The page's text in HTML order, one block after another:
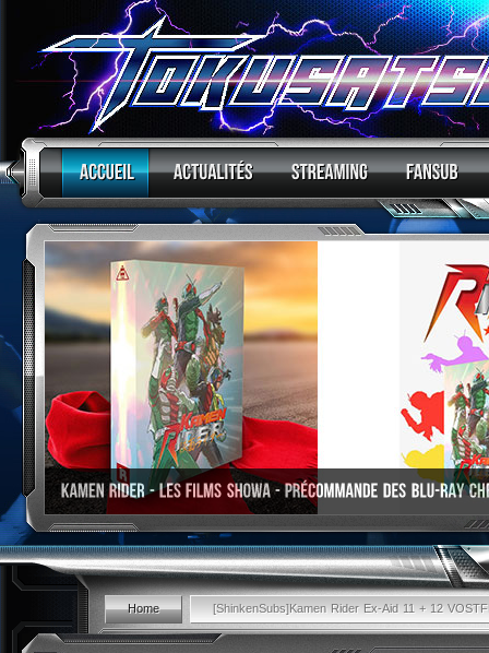
Home [ShinkenSubs]Kamen Rider Ex-Aid 11 + 12